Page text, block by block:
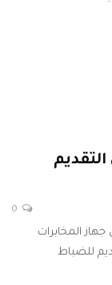
المخابرات
للضباط